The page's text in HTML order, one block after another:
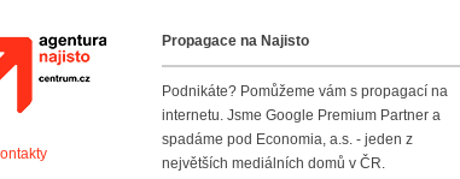
Agentura NajistoPropagace na Najisto
Podnikáte? Pomůžeme vám s propagací na
internetu. Jsme Google Premium Partner a
spadáme pod Economia, a.s. - jeden z
největších mediálních domů v ČR.